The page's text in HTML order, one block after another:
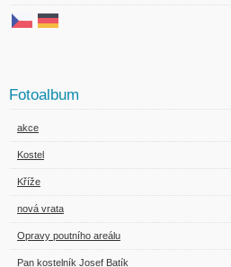
Fotoalbum
akce
Kostel
Kříže
nová vrata
Opravy poutního areálu
Pan kostelník Josef Batík